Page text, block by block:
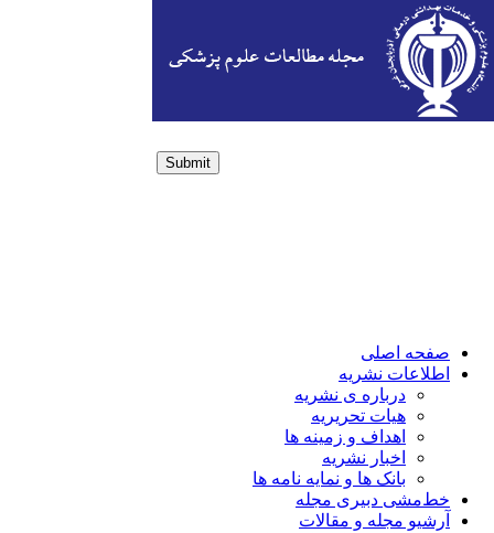
Submit
صفحه اصلی
اطلاعات نشریه
درباره ی نشریه
هیات تحریریه
اهداف و زمینه ها
اخبار نشریه
بانک ها و نمایه نامه ها
خط‌مشی دبیری مجله
آرشیو مجله و مقالات